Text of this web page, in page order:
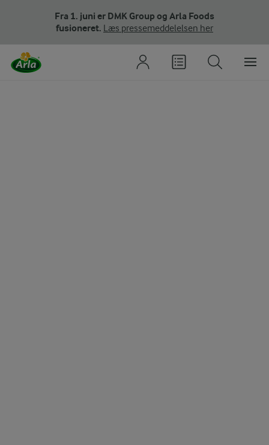
Fra 1. juni er DMK Group og Arla Foods
fusioneret. Læs pressemeddelelsen her